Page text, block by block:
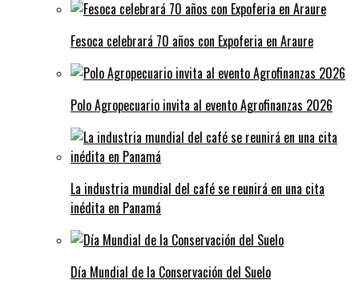
Fesoca celebrará 70 años con Expoferia en Araure
Polo Agropecuario invita al evento Agrofinanzas 2026
La industria mundial del café se reunirá en una cita
inédita en Panamá
Día Mundial de la Conservación del Suelo